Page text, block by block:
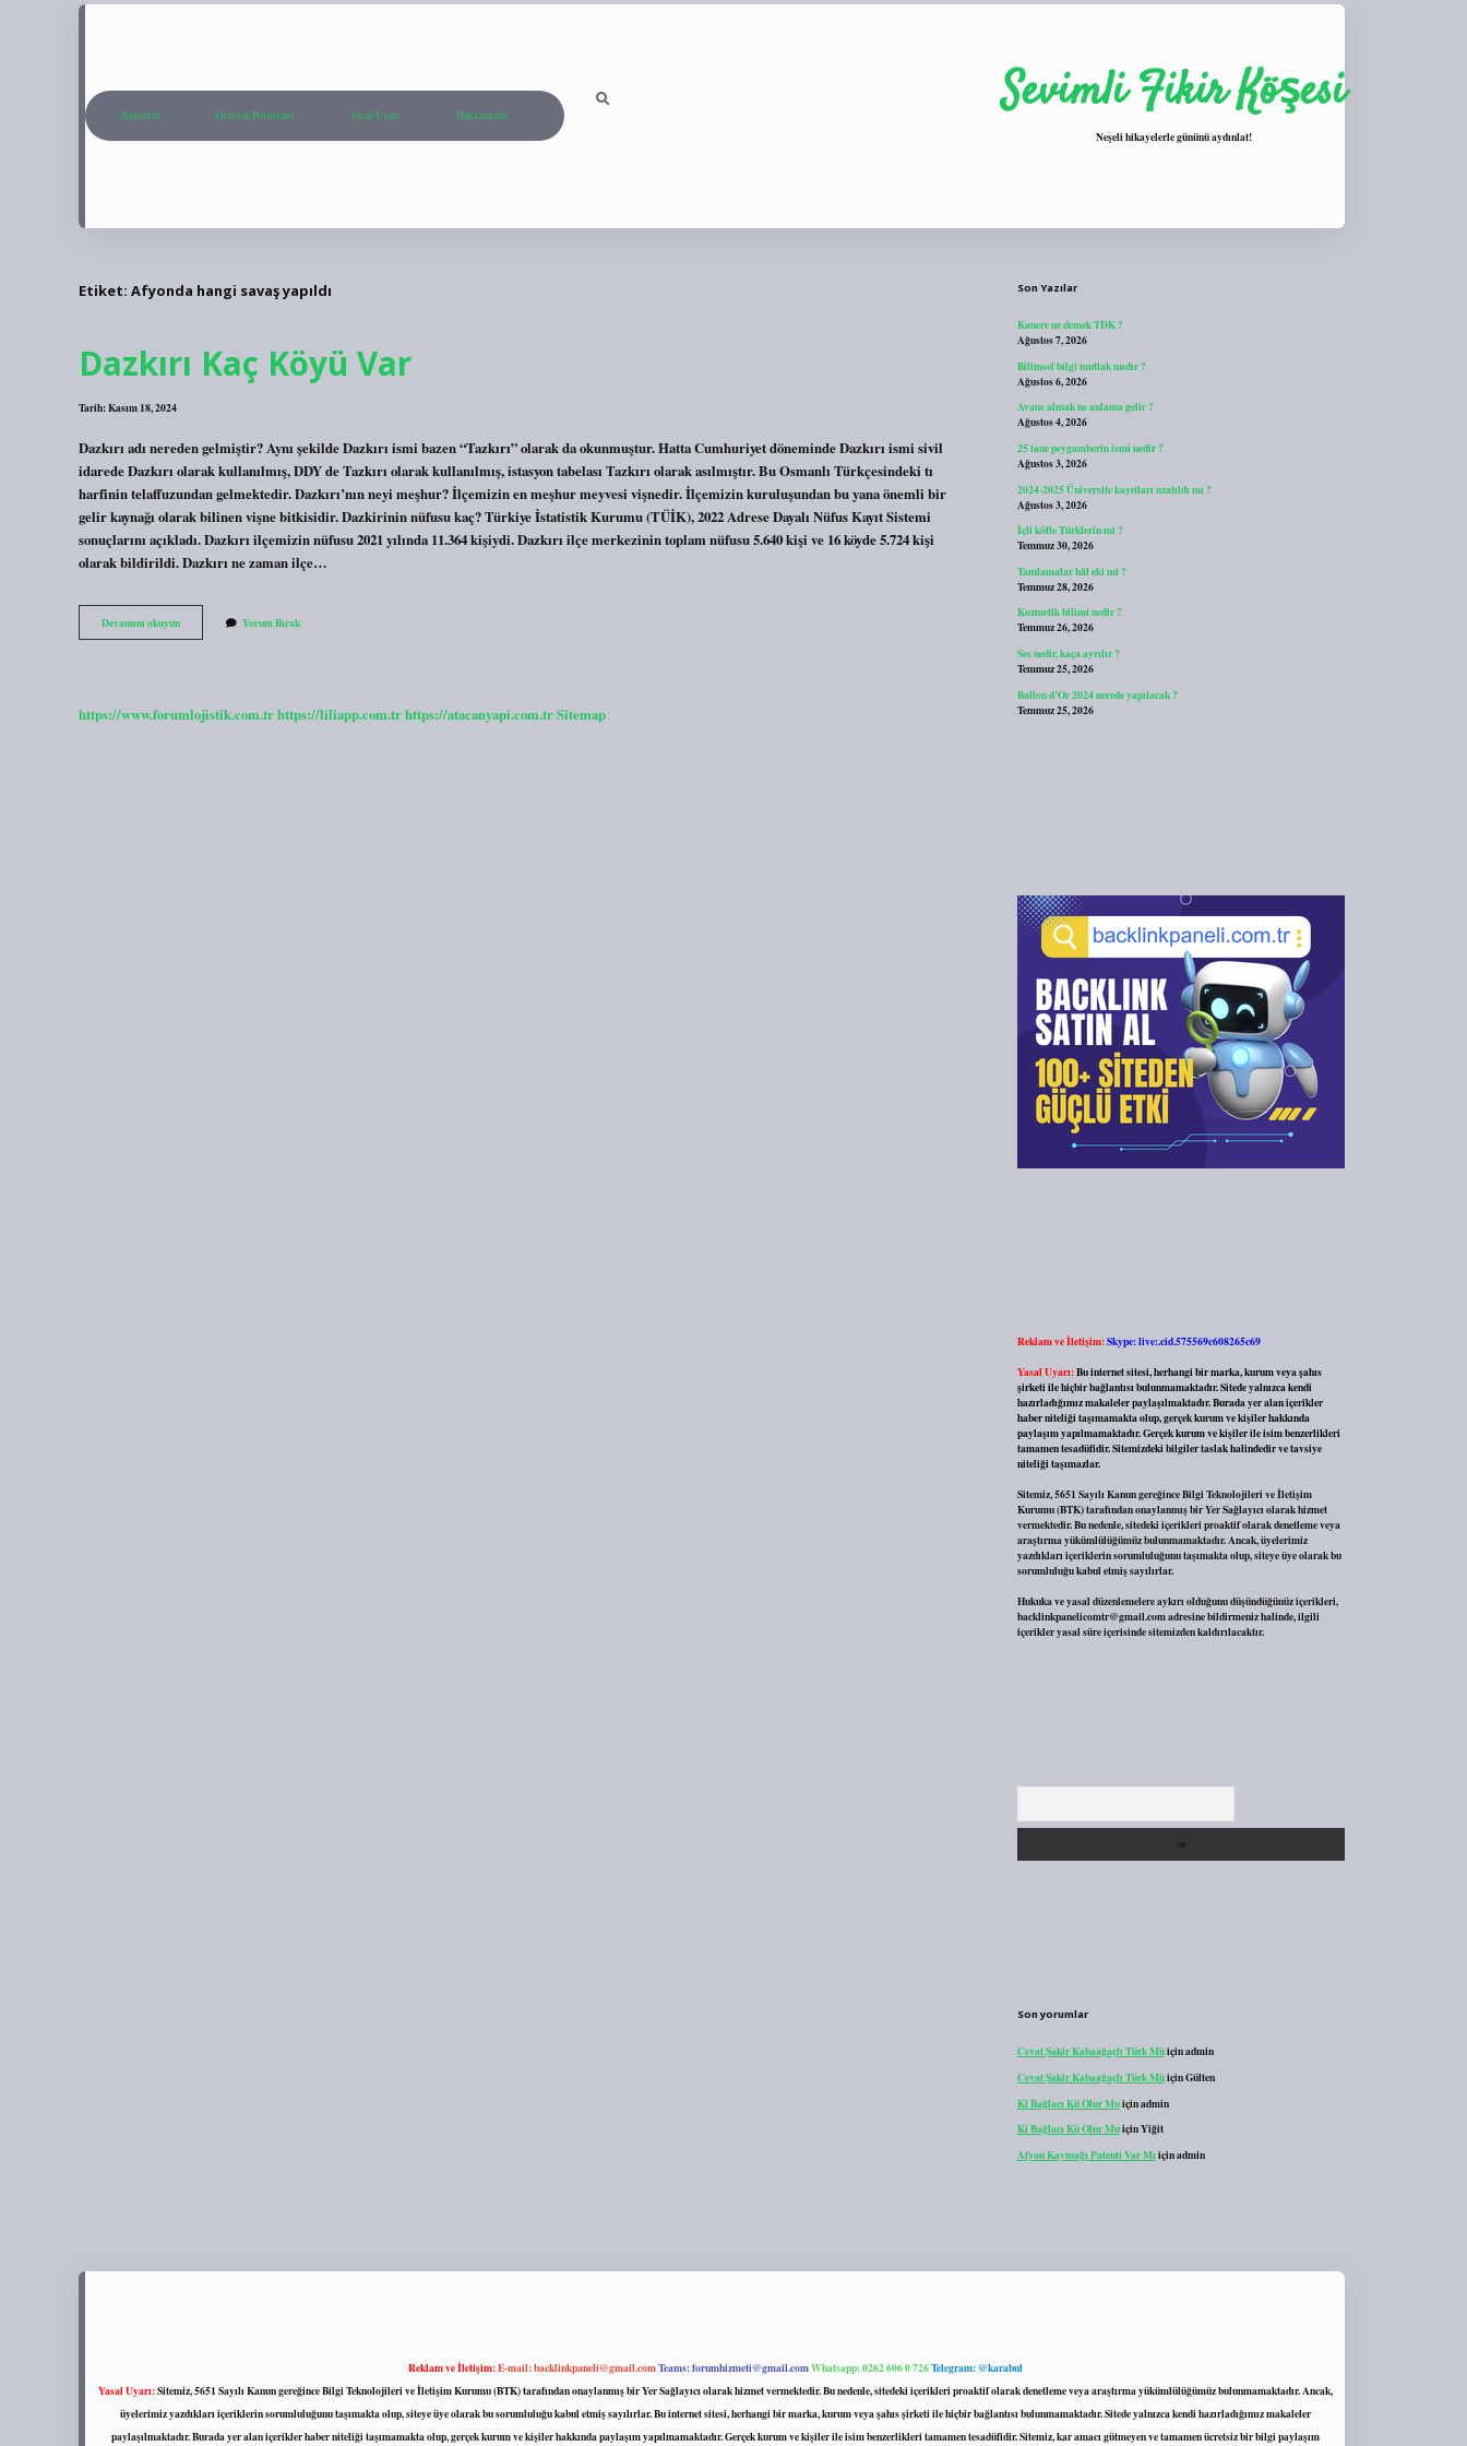
Anasayfa Gizlilik Politikası Yasal Uyarı Hakkımızda Sevimli Fikir Köşesi
Neşeli hikayelerle gününü aydınlat!
Etiket: Afyonda hangi savaş yapıldı
Dazkırı Kaç Köyü Var
Tarih: Kasım 18, 2024
Dazkırı adı nereden gelmiştir? Aynı şekilde Dazkırı ismi bazen “Tazkırı” olarak da okunmuştur. Hatta Cumhuriyet döneminde Dazkırı ismi sivil
idarede Dazkırı olarak kullanılmış, DDY de Tazkırı olarak kullanılmış, istasyon tabelası Tazkırı olarak asılmıştır. Bu Osmanlı Türkçesindeki tı
harfinin telaffuzundan gelmektedir. Dazkırı’nın neyi meşhur? İlçemizin en meşhur meyvesi vişnedir. İlçemizin kuruluşundan bu yana önemli bir
gelir kaynağı olarak bilinen vişne bitkisidir. Dazkirinin nüfusu kaç? Türkiye İstatistik Kurumu (TÜİK), 2022 Adrese Dayalı Nüfus Kayıt Sistemi
sonuçlarını açıkladı. Dazkırı ilçemizin nüfusu 2021 yılında 11.364 kişiydi. Dazkırı ilçe merkezinin toplam nüfusu 5.640 kişi ve 16 köyde 5.724 kişi
olarak bildirildi. Dazkırı ne zaman ilçe…
Devamını okuyunDazkırı
Kaç
Yorum Bırak
https://www.forumlojistik.com.trhttps://liliapp.com.trhttps://atacanyapi.com.trSitemap
Son Yazılar
Kanere ne demek TDK ?
Ağustos 7, 2026
Bilimsel bilgi mutlak mıdır ?
Ağustos 6, 2026
Avans almak ne anlama gelir ?
Ağustos 4, 2026
25 tane peygamberin ismi nedir ?
Ağustos 3, 2026
2024-2025 Üniversite kayıtları uzatıldı mı ?
Ağustos 3, 2026
İçli köfte Türklerin mi ?
Temmuz 30, 2026
Tamlamalar hâl eki mi ?
Temmuz 28, 2026
Kozmetik bilimi nedir ?
Temmuz 26, 2026
Ses nedir, kaça ayrılır ?
Temmuz 25, 2026
Ballon d’Or 2024 nerede yapılacak ?
Temmuz 25, 2026
Reklam ve İletişim:Skype: live:.cid.575569c608265c69
Yasal Uyarı:Bu internet sitesi, herhangi bir marka, kurum veya şahıs
şirketi ile hiçbir bağlantısı bulunmamaktadır. Sitede yalnızca kendi
hazırladığımız makaleler paylaşılmaktadır. Burada yer alan içerikler
haber niteliği taşımamakta olup, gerçek kurum ve kişiler hakkında
paylaşım yapılmamaktadır. Gerçek kurum ve kişiler ile isim benzerlikleri
tamamen tesadüfidir. Sitemizdeki bilgiler taslak halindedir ve tavsiye
niteliği taşımazlar.
Sitemiz, 5651 Sayılı Kanun gereğince Bilgi Teknolojileri ve İletişim
Kurumu (BTK) tarafından onaylanmış bir Yer Sağlayıcı olarak hizmet
vermektedir. Bu nedenle, sitedeki içerikleri proaktif olarak denetleme veya
araştırma yükümlülüğümüz bulunmamaktadır. Ancak, üyelerimiz
yazdıkları içeriklerin sorumluluğunu taşımakta olup, siteye üye olarak bu
sorumluluğu kabul etmiş sayılırlar.
Hukuka ve yasal düzenlemelere aykırı olduğunu düşündüğünüz içerikleri,
backlinkpanelicomtr@gmail.comadresine bildirmeniz halinde, ilgili
içerikler yasal süre içerisinde sitemizden kaldırılacaktır.
Son yorumlar
Cevat Şakir Kabaağaçlı Türk Müiçinadmin
Cevat Şakir Kabaağaçlı Türk MüiçinGülten
Ki Bağlacı Kü Olur Muiçinadmin
Ki Bağlacı Kü Olur MuiçinYiğit
Afyon Kaymağı Patenti Var Mı içinadmin
Reklam ve İletişim:E-mail:backlinkpaneli@gmail.comTeams:forumhizmeti@gmail.comWhatsapp: 0262 606 0 726Telegram: @karabul
Yasal Uyarı:Sitemiz, 5651 Sayılı Kanun gereğince Bilgi Teknolojileri ve İletişim Kurumu (BTK) tarafından onaylanmış bir Yer Sağlayıcı olarak hizmet vermektedir. Bu nedenle, sitedeki içerikleri proaktif olarak denetleme veya araştırma yükümlülüğümüz bulunmamaktadır. Ancak,
üyelerimiz yazdıkları içeriklerin sorumluluğunu taşımakta olup, siteye üye olarak bu sorumluluğu kabul etmiş sayılırlar. Bu internet sitesi, herhangi bir marka, kurum veya şahıs şirketi ile hiçbir bağlantısı bulunmamaktadır. Sitede yalnızca kendi hazırladığımız makaleler
paylaşılmaktadır. Burada yer alan içerikler haber niteliği taşımamakta olup, gerçek kurum ve kişiler hakkında paylaşım yapılmamaktadır. Gerçek kurum ve kişiler ile isim benzerlikleri tamamen tesadüfidir. Sitemiz, kar amacı gütmeyen ve tamamen ücretsiz bir bilgi paylaşım